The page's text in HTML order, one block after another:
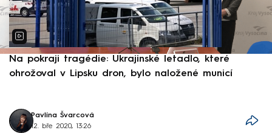
Na pokraji tragédie: Ukrajinské letadlo, které
ohrožoval v Lipsku dron, bylo naložené municí
Pavlína Švarcová
12. bře 2020, 13:26